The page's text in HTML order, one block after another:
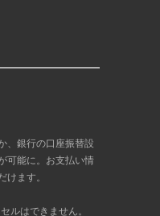
、銀行の口座振替設
可能に。お支払い情
ます。
ルはできません。